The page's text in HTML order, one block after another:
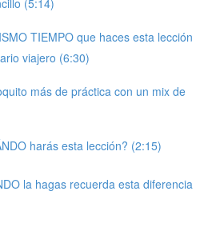
(5:14)
TIEMPO que haces esta lección
viajero (6:30)
más de práctica con un mix de
harás esta lección? (2:15)
la hagas recuerda esta diferencia